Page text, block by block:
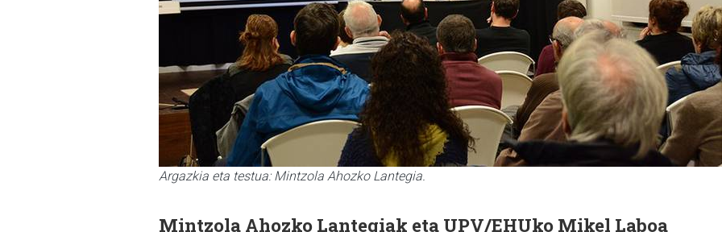
Argazkia eta testua: Mintzola Ahozko Lantegia.
Mintzola Ahozko Lantegiak eta UPV/EHUko Mikel Laboa